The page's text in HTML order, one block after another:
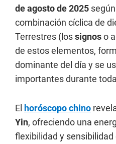
de agostode 2025
combinación cíclica de
Terrestres (lossignoso
de estos elementos,
dominante del día y se
importantes durante
El horóscopo chino
Yin, ofreciendo una
flexibilidad y